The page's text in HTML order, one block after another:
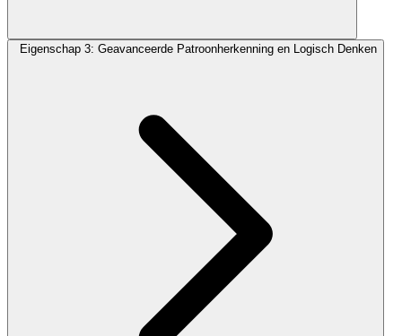
Eigenschap 3: Geavanceerde Patroonherkenning en Logisch Denken